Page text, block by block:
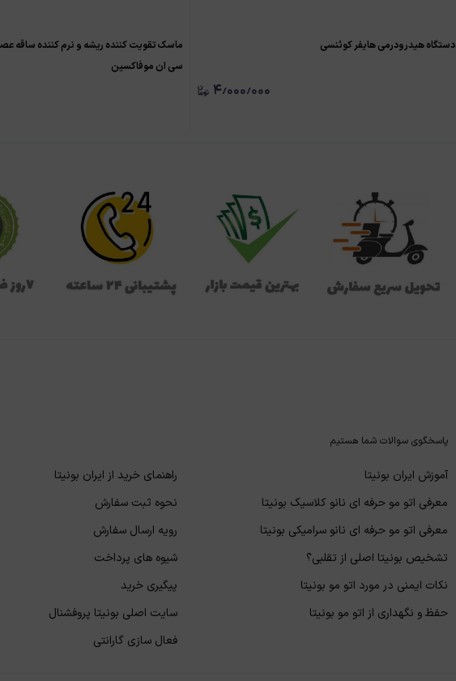
دستگاه هیدرودرمی هایفر کوئنسی
۴٫۰۰۰٫۰۰۰
ماسک تقویت کننده ریشه و نرم کننده ساقه
سی ان موفاکسین
پاسخگوی سوالات شما هستیم
آموزش ایران بونیتا
معرفی اتو مو حرفه ای نانو کلاسیک بونیتا
معرفی اتو مو حرفه ای نانو سرامیکی بونیتا
تشخیص بونیتا اصلی از تقلبی؟
نکات ایمنی در مورد اتو مو بونیتا
حفظ و نگهداری از اتو مو بونیتا
راهنمای خرید از ایران بونیتا
نحوه ثبت سفارش
رویه ارسال سفارش
شیوه های پرداخت
پیگیری خرید
سایت اصلی بونیتا پروفشنال
فعال سازی گارانتی